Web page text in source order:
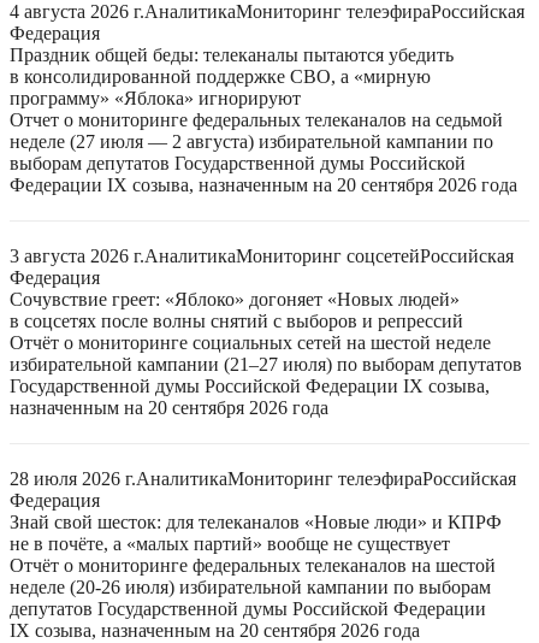
4 августа 2026 г.АналитикаМониторинг телеэфираРоссийская
Федерация
Праздник общей беды: телеканалы пытаются убедить
в консолидированной поддержке СВО, а «мирную
программу» «Яблока» игнорируют
Отчет о мониторинге федеральных телеканалов на седьмой
неделе (27 июля — 2 августа) избирательной кампании по
выборам депутатов Государственной думы Российской
Федерации IX созыва, назначенным на 20 сентября 2026 года
3 августа 2026 г.АналитикаМониторинг соцсетейРоссийская
Федерация
Сочувствие греет: «Яблоко» догоняет «Новых людей»
в соцсетях после волны снятий с выборов и репрессий
Отчёт о мониторинге социальных сетей на шестой неделе
избирательной кампании (21–27 июля) по выборам депутатов
Государственной думы Российской Федерации IX созыва,
назначенным на 20 сентября 2026 года
28 июля 2026 г.АналитикаМониторинг телеэфираРоссийская
Федерация
Знай свой шесток: для телеканалов «Новые люди» и КПРФ
не в почёте, а «малых партий» вообще не существует
Отчёт о мониторинге федеральных телеканалов на шестой
неделе (20-26 июля) избирательной кампании по выборам
депутатов Государственной думы Российской Федерации
IX созыва, назначенным на 20 сентября 2026 года